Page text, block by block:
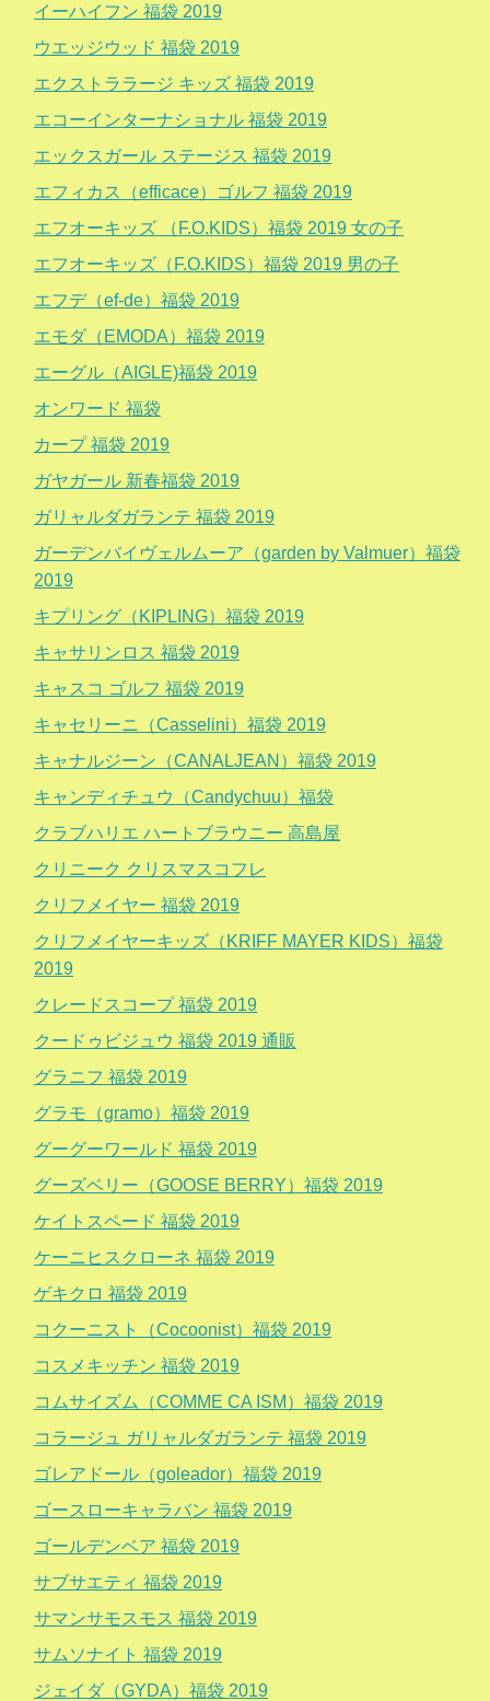
イーハイフン 福袋 2019
ウエッジウッド 福袋 2019
エクストララージ キッズ 福袋 2019
エコーインターナショナル 福袋 2019
エックスガール ステージス 福袋 2019
エフィカス（efficace）ゴルフ 福袋 2019
エフオーキッズ （F.O.KIDS）福袋 2019 女の子
エフオーキッズ（F.O.KIDS）福袋 2019 男の子
エフデ（ef-de）福袋 2019
エモダ（EMODA）福袋 2019
エーグル（AIGLE)福袋 2019
オンワード 福袋
カープ 福袋 2019
ガヤガール 新春福袋 2019
ガリャルダガランテ 福袋 2019
ガーデンバイヴェルムーア（garden by Valmuer）福袋
2019
キプリング（KIPLING）福袋 2019
キャサリンロス 福袋 2019
キャスコ ゴルフ 福袋 2019
キャセリーニ（Casselini）福袋 2019
キャナルジーン（CANALJEAN）福袋 2019
キャンディチュウ（Candychuu）福袋
クラブハリエ ハートブラウニー 高島屋
クリニーク クリスマスコフレ
クリフメイヤー 福袋 2019
クリフメイヤーキッズ（KRIFF MAYER KIDS）福袋
2019
クレードスコープ 福袋 2019
クードゥビジュウ 福袋 2019 通販
グラニフ 福袋 2019
グラモ（gramo）福袋 2019
グーグーワールド 福袋 2019
グーズベリー（GOOSE BERRY）福袋 2019
ケイトスペード 福袋 2019
ケーニヒスクローネ 福袋 2019
ゲキクロ 福袋 2019
コクーニスト（Cocoonist）福袋 2019
コスメキッチン 福袋 2019
コムサイズム（COMME CA ISM）福袋 2019
コラージュ ガリャルダガランテ 福袋 2019
ゴレアドール（goleador）福袋 2019
ゴースローキャラバン 福袋 2019
ゴールデンベア 福袋 2019
サブサエティ 福袋 2019
サマンサモスモス 福袋 2019
サムソナイト 福袋 2019
ジェイダ（GYDA）福袋 2019